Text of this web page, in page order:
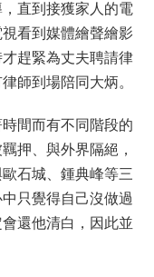
直到接獲家人的電
看到媒體繪聲繪影
趕緊為丈夫聘請律
師到場陪同大炳。
間而有不同階段的
押、與外界隔絕，
石城、鍾典峰等三
只覺得自己沒做過
還他清白，因此並